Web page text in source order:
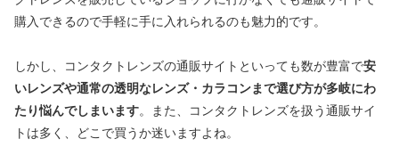
購入できるので手軽に手に入れられるのも魅力的です。
しかし、コンタクトレンズの通販サイトといっても数が豊富で安
いレンズや通常の透明なレンズ・カラコンまで選び方が多岐にわ
たり悩んでしまいます。また、コンタクトレンズを扱う通販サイ
トは多く、どこで買うか迷いますよね。